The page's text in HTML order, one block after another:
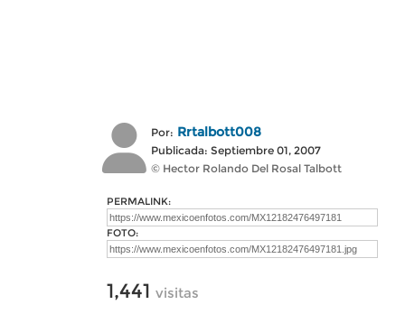
Por: Rrtalbott008
Publicada: Septiembre 01, 2007
© Hector Rolando Del Rosal Talbott
PERMALINK:
FOTO:
1,441 visitas